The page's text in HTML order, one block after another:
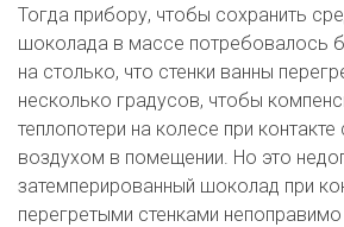
Тогда прибору, чтобы сохранить
шоколада в массе потребовалось
на столько, что стенки ванны
несколько градусов, чтобы
теплопотери на колесе при
воздухом в помещении. Но это
затемперированный шоколад при
перегретыми стенками непоправимо